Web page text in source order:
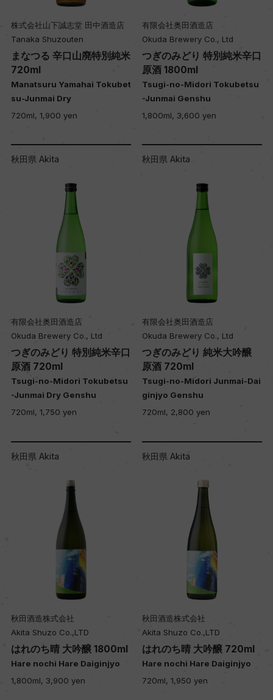
株式会社山下誠志堂 田中酒造店
Tanaka Shuzouten
まなつる 辛口山廃特別純米
720ml
Manatsuru Yamahai Tokubet
su-Junmai Dry
720ml, 1,900 yen
有限会社奥田酒造店
Okuda Brewery Co., Ltd
つぎのみどり 特別純米辛口
原酒 1800ml
Tsugi-no-Midori Tokubetsu
-Junmai Genshu
1,800ml, 3,600 yen
秋田県 Akita
有限会社奥田酒造店
Okuda Brewery Co., Ltd
つぎのみどり 特別純米辛口
原酒 720ml
Tsugi-no-Midori Tokubetsu
-Junmai Dry Genshu
720ml, 1,750 yen
秋田県 Akita
有限会社奥田酒造店
Okuda Brewery Co., Ltd
つぎのみどり 純米大吟醸
原酒 720ml
Tsugi-no-Midori Junmai-Dai
ginjyo Genshu
720ml, 2,800 yen
秋田県 Akita
秋田酒造株式会社
Akita Shuzo Co.,LTD
はれのち晴 大吟醸 1800ml
Hare nochi Hare Daiginjyo
1,800ml, 3,900 yen
秋田県 Akita
秋田酒造株式会社
Akita Shuzo Co.,LTD
はれのち晴 大吟醸 720ml
Hare nochi Hare Daiginjyo
720ml, 1,950 yen